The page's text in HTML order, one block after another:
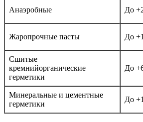
Анаэробные До
Жаропрочные пасты До
Сшитые
кремнийорганические
герметики
До
Минеральные и цементные
герметики
До